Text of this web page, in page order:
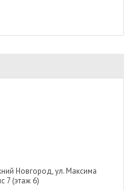
Новгород, ул. Максима
7 (этаж 6)